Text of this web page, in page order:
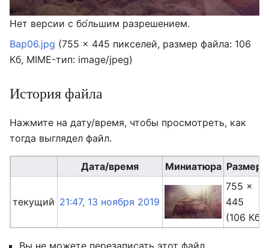
Нет версии с бо́льшим разрешением.
Bap06.jpg (755 × 445 пикселей, размер файла: 106
Кб, MIME-тип: image/jpeg)
История файла
Нажмите на дату/время, чтобы просмотреть, как
тогда выглядел файл.
Дата/время Миниатюра Размеры
текущий 21:47, 13 ноября 2019
755 ×
445
(106 Кб)